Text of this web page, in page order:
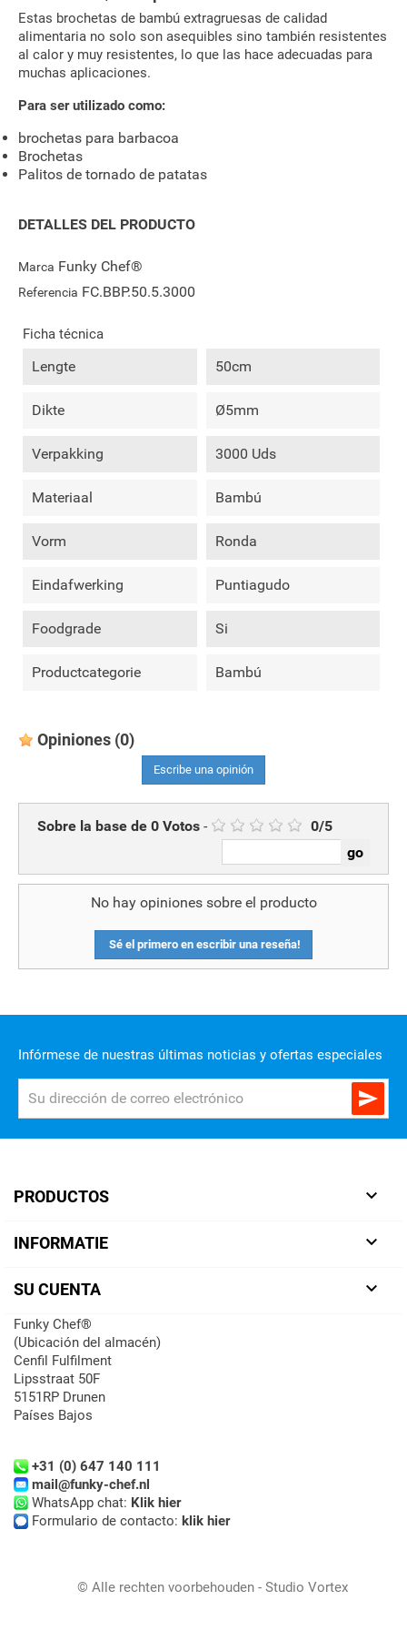
Estas brochetas de bambú extragruesas de calidad
alimentaria no solo son asequibles sino también resistentes
al calor y muy resistentes, lo que las hace adecuadas para
muchas aplicaciones.
Para ser utilizado como:
brochetas para barbacoa
Brochetas
Palitos de tornado de patatas
DETALLES DEL PRODUCTO
Marca Funky Chef®
Referencia FC.BBP.50.5.3000
Ficha técnica
Lengte 50cm
Dikte Ø5mm
Verpakking 3000 Uds
Materiaal Bambú
Vorm Ronda
Eindafwerking Puntiagudo
Foodgrade Si
Productcategorie Bambú
Opiniones (0)
Escribe una opinión
Sobre la base de 0 Votos - 0/5
No hay opiniones sobre el producto
Sé el primero en escribir una reseña!
Infórmese de nuestras últimas noticias y ofertas especiales

PRODUCTOS 
INFORMATIE 
SU CUENTA 
Funky Chef®
(Ubicación del almacén)
Cenfil Fulfilment
Lipsstraat 50F
5151RP Drunen
Países Bajos
+31 (0) 647 140 111
mail@funky-chef.nl
WhatsApp chat: Klik hier
Formulario de contacto: klik hier
© Alle rechten voorbehouden - Studio Vortex